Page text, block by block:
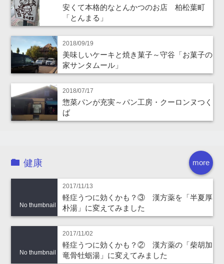
安くて本格的なとんかつのお店 柏松葉町
「とんまる」
2018/09/19
美味しいケーキと焼き菓子～守谷「お菓子の
家サンタムール」
2018/07/17
惣菜パンが充実～パン工房・クーロンヌつく
ば
more
健康
No thumbnail
2017/11/13
軽症うつに効くかも？③ 漢方薬を「半夏厚
朴湯」に変えてみました
No thumbnail
2017/11/02
軽症うつに効くかも？② 漢方薬の「柴胡加
竜骨牡蛎湯」に変えてみました